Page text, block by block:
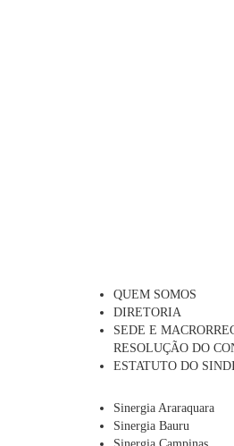
QUEM SOMOS
DIRETORIA
SEDE E
RESOLUÇÃO DO
ESTATUTO DO
Sinergia Araraquara
Sinergia Bauru